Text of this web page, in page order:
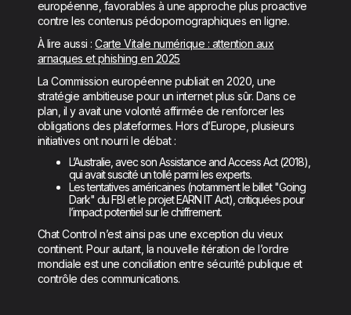
européenne, favorables à une approche plus proactive
contre les contenus pédopornographiques en ligne.
À lire aussi :Carte Vitale numérique : attention aux
arnaques et phishing en 2025
La Commission européenne publiait en 2020, une
stratégie ambitieuse pour un internet plus sûr. Dans ce
plan, il y avait une volonté affirmée de renforcer les
obligations des plateformes. Hors d’Europe, plusieurs
initiatives ont nourri le débat :
L’Australie, avec son Assistance and Access Act (2018),
qui avait suscité un tollé parmi les experts.
Les tentatives américaines (notamment le billet "Going
Dark" du FBI et le projet EARN IT Act), critiquées pour
l’impact potentiel sur le chiffrement.
Chat Control n’est ainsi pas une exception du vieux
continent. Pour autant, la nouvelle itération de l’ordre
mondiale est une conciliation entre sécurité publique et
contrôle des communications.